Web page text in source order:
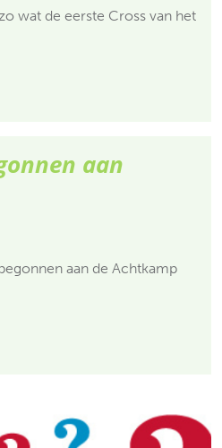
wat de eerste Cross van het
aan
aan de Achtkamp